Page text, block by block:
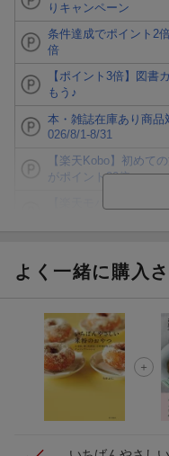
りキャンペーン
条件達成でポイント2
倍
【ポイント3倍】図書
もう♪
本・雑誌在庫あり商
026/8/1-8/31
【楽天Kobo】初めて
がポイント20倍
ト山分け
楽天モバイル紹介キャ
進呈
条件達成で楽天限定
が当たる
よく一緒に購入